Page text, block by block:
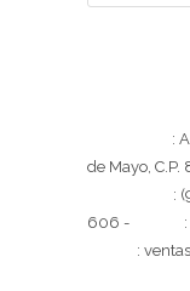
:
de Mayo,
:
606 -
: